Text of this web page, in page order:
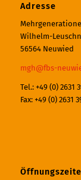
Adresse
Wilhelm-
56564 Neuwied
mgh@fbs-
Tel.: +49 (0) 2631
Fax: +49 (0) 2631